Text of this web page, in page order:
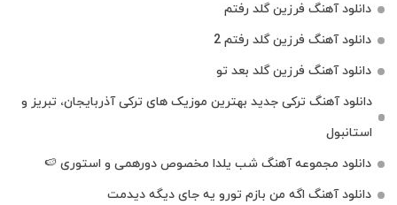
دانلود آهنگ فرزین گلد رفتم
دانلود آهنگ فرزین گلد رفتم 2
دانلود آهنگ فرزین گلد بعد تو
دانلود آهنگ ترکی جدید بهترین موزیک‌ های ترکی آذربایجان، تبریز و
استانبول
دانلود مجموعه آهنگ شب یلدا مخصوص دورهمی و استوری 🍉
دانلود آهنگ اگه من بازم تورو یه جای دیگه دیدمت